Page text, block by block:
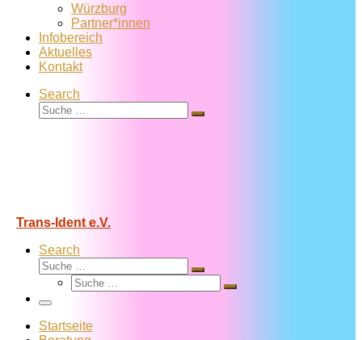
Würzburg
Partner*innen
Infobereich
Aktuelles
Kontakt
Search
Suche
Suche
Trans-Ident e.V.
Search
Suche
Suche
Suche
Suche
Menü
Startseite